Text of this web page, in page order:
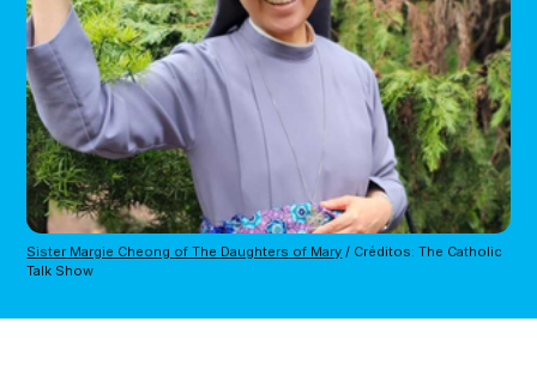
Sister Margie Cheong of The Daughters of Mary / Créditos: The Catholic
Talk Show